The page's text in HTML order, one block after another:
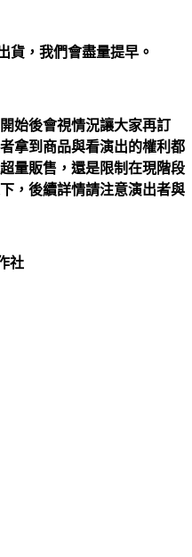
貨，我們會盡量提早。
始後會視情況讓大家再訂
拿到商品與看演出的權利都
量販售，還是限制在現階段
，後續詳情請注意演出者與
社